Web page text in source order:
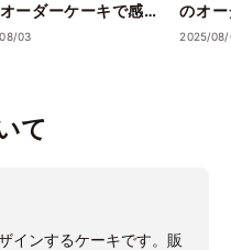
ーダーケーキで感動
ライズ
03
のオ
り誕
2025/
て
インするケーキです。販